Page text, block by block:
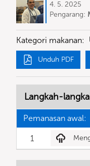
4. 5. 2025
Pengarang:
Kategori makanan:
Unduh PDF
Langkah-
Pemanasan awal:
1